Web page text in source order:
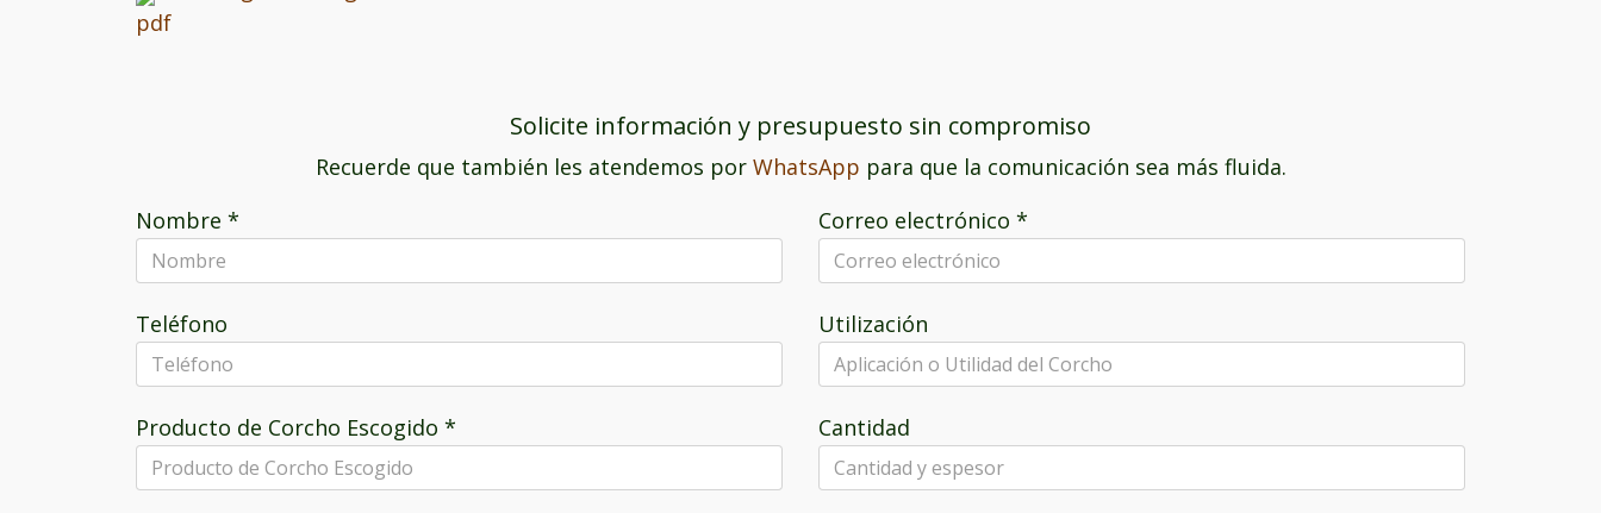
Solicite información y presupuesto sin compromiso
Recuerde que también les atendemos por WhatsApp para que la comunicación sea más fluida.
Nombre * Correo electrónico *
Teléfono Utilización
Producto de Corcho Escogido * Cantidad